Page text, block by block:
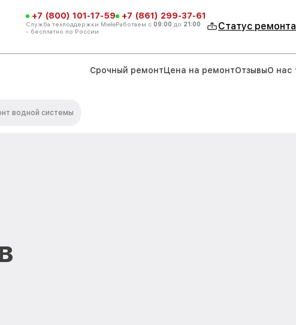
+7 (800) 101-17-59
Служба техподдержки Miele
- бесплатно по России
+7 (861) 299-37-61
Работаем с 09:00 до 21:00 Статус ремонта
Срочный ремонтЦена на ремонтОтзывыО нас
водной системы